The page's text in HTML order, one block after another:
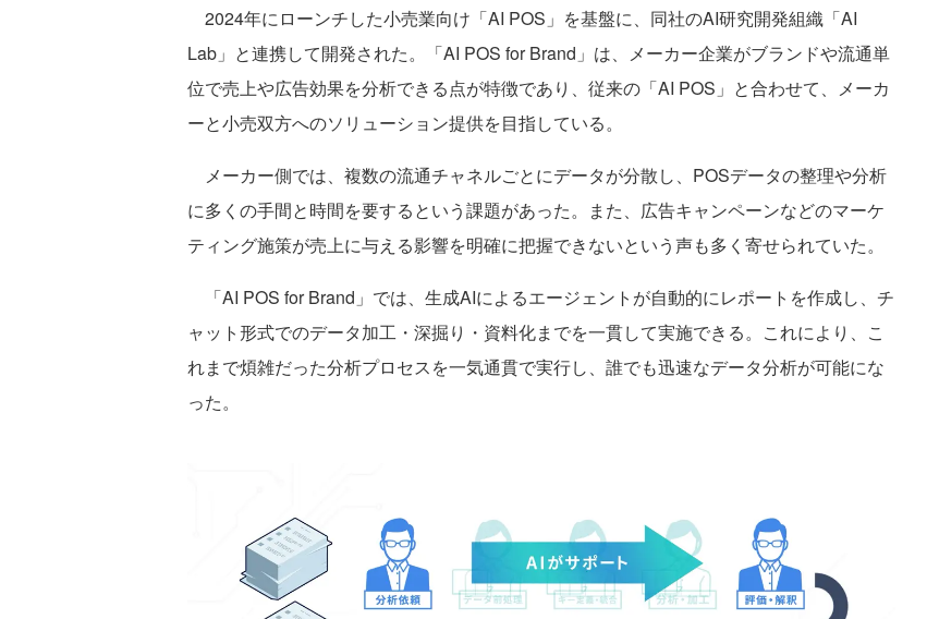
2024年にローンチした小売業向け「AI POS」を基盤に、同社のAI研究開発組織「AI
Lab」と連携して開発された。「AI POS for Brand」は、メーカー企業がブランドや流通単
位で売上や広告効果を分析できる点が特徴であり、従来の「AI POS」と合わせて、メーカ
ーと小売双方へのソリューション提供を目指している。
メーカー側では、複数の流通チャネルごとにデータが分散し、POSデータの整理や分析
に多くの手間と時間を要するという課題があった。また、広告キャンペーンなどのマーケ
ティング施策が売上に与える影響を明確に把握できないという声も多く寄せられていた。
「AI POS for Brand」では、生成AIによるエージェントが自動的にレポートを作成し、チ
ャット形式でのデータ加工・深掘り・資料化までを一貫して実施できる。これにより、こ
れまで煩雑だった分析プロセスを一気通貫で実行し、誰でも迅速なデータ分析が可能にな
った。